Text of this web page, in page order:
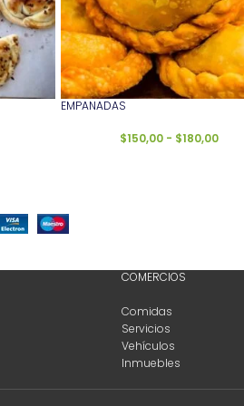
EMPANADAS
$150,00 - $180,00
COMERCIOS
Comidas
Servicios
Vehículos
Inmuebles